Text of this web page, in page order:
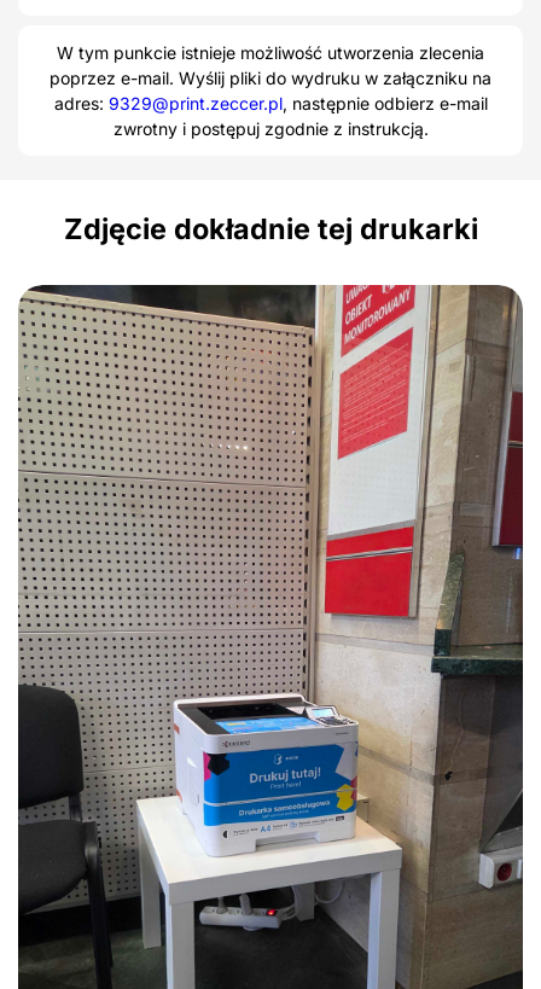
W tym punkcie istnieje możliwość utworzenia zlecenia
poprzez e-mail. Wyślij pliki do wydruku w załączniku na
adres: 9329@print.zeccer.pl, następnie odbierz e-mail
zwrotny i postępuj zgodnie z instrukcją.
Zdjęcie dokładnie tej drukarki